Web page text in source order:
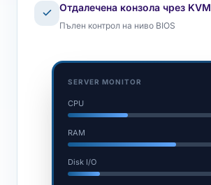
Отдалечена конзола чрез KVM
Пълен контрол на ниво BIOS
SERVER MONITOR
CPU
RAM
Disk I/O